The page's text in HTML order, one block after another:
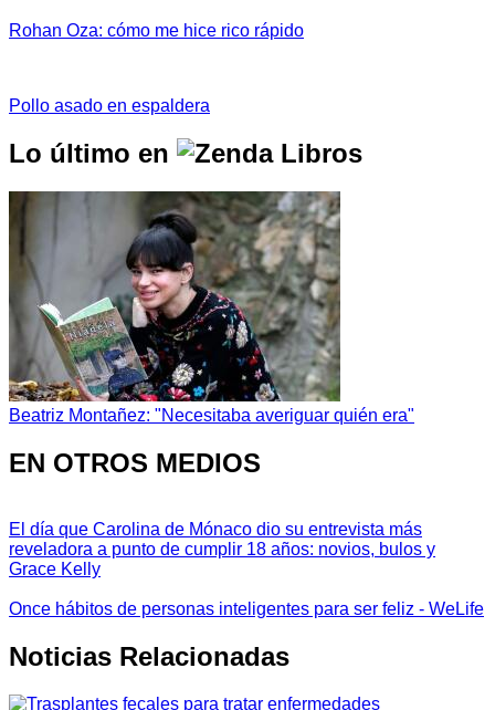
Rohan Oza: cómo me hice rico rápido
Pollo asado en espaldera
Lo último en
Beatriz Montañez: "Necesitaba averiguar quién era"
EN OTROS MEDIOS
El día que Carolina de Mónaco dio su entrevista más
reveladora a punto de cumplir 18 años: novios, bulos y
Grace Kelly
Once hábitos de personas inteligentes para ser feliz - WeLife
Noticias Relacionadas